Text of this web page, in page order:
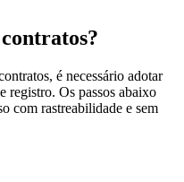
é necessário adotar
registro. Os passos abaixo
com rastreabilidade e sem